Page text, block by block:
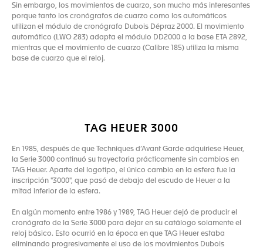
Sin embargo, los movimientos de cuarzo, son mucho más interesantes
porque tanto los cronógrafos de cuarzo como los automáticos
utilizan el módulo de cronógrafo Dubois Dépraz 2000. El movimiento
automático (LWO 283) adapta el módulo DD2000 a la base ETA 2892,
mientras que el movimiento de cuarzo (Calibre 185) utiliza la misma
base de cuarzo que el reloj.
TAG HEUER 3000
En 1985, después de que Techniques d’Avant Garde adquiriese Heuer,
la Serie 3000 continuó su trayectoria prácticamente sin cambios en
TAG Heuer. Aparte del logotipo, el único cambio en la esfera fue la
inscripción "3000", que pasó de debajo del escudo de Heuer a la
mitad inferior de la esfera.
En algún momento entre 1986 y 1989, TAG Heuer dejó de producir el
cronógrafo de la Serie 3000 para dejar en su catálogo solamente el
reloj básico. Esto ocurrió en la época en que TAG Heuer estaba
eliminando progresivamente el uso de los movimientos Dubois